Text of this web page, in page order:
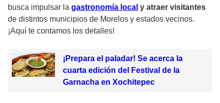
busca impulsar la gastronomía local y atraer visitantes
de distintos municipios de Morelos y estados vecinos.
¡Aquí te contamos los detalles!
¡Prepara el paladar! Se acerca la
cuarta edición del Festival de la
Garnacha en Xochitepec